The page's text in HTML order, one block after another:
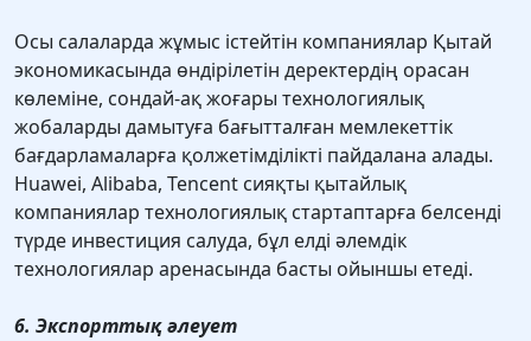
Осы салаларда жұмыс істейтін компаниялар Қытай
экономикасында өндірілетін деректердің орасан
көлеміне, сондай-ақ жоғары технологиялық
жобаларды дамытуға бағытталған мемлекеттік
бағдарламаларға қолжетімділікті пайдалана алады.
Huawei, Alibaba, Tencent сияқты қытайлық
компаниялар технологиялық стартаптарға белсенді
түрде инвестиция салуда, бұл елді әлемдік
технологиялар аренасында басты ойыншы етеді.
6. Экспорттық әлеует